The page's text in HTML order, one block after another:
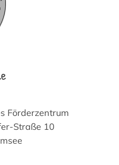
Förderzentrum
Straße 10